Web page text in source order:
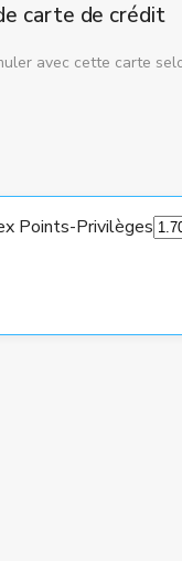
carte de crédit
avec cette carte
Points-Privilèges